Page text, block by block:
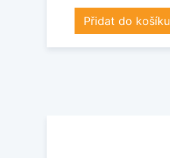
Přidat do košíku